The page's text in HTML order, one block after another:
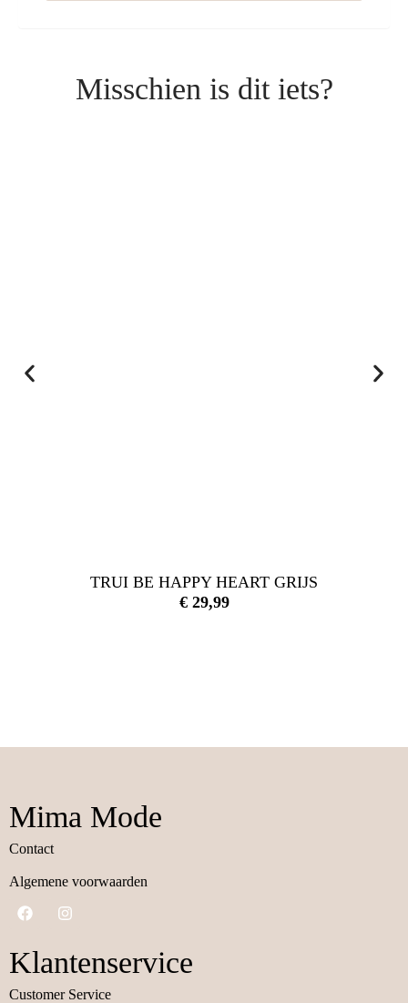
Misschien is dit iets?
TRUI BE HAPPY HEART GRIJS
€29,99
Mima Mode
Contact
Algemene voorwaarden
Klantenservice
Customer Service